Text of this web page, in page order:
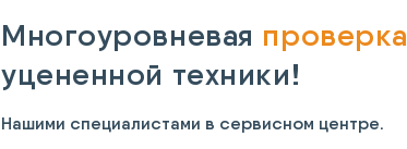
Многоуровневая проверка
уцененной техники!
Нашими специалистами в сервисном центре.